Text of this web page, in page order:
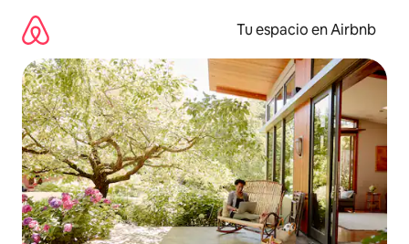
contenido
Tu espacio en Airbnb